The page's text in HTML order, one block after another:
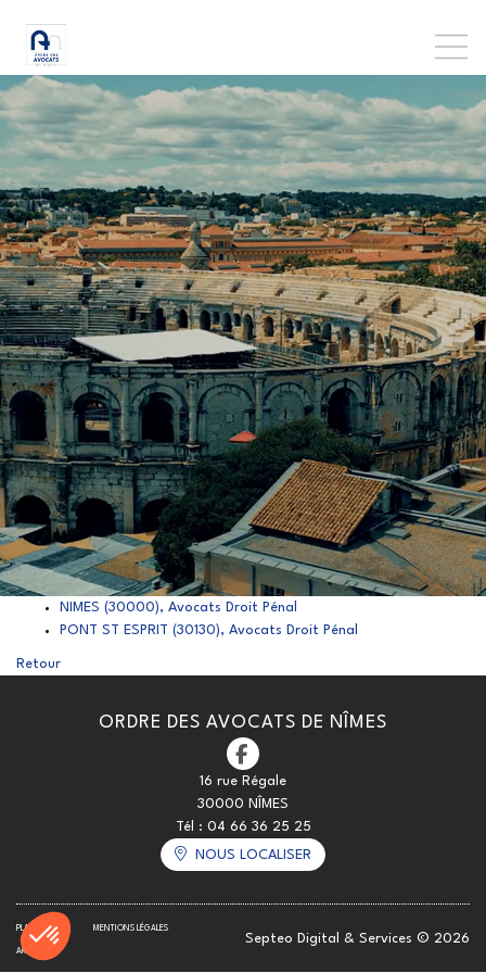
NIMES (30000), Avocats Droit Pénal
PONT ST ESPRIT (30130), Avocats Droit Pénal
Retour
ORDRE DES AVOCATS DE NÎMES
16 rue Régale
30000 NÎMES
Tél : 04 66 36 25 25
NOUS LOCALISER
PLAN DU SITE MENTIONS LÉGALES
ARTICLES
Septeo Digital & Services © 2026